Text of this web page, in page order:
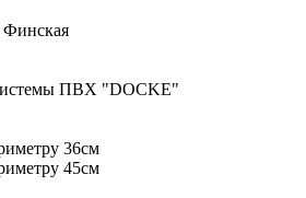
Финская
ПВХ "DOCKE"
36см
45см